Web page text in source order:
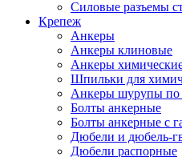
Силовые разъемы
Крепеж
Анкеры
Анкеры клиновые
Анкеры
Шпильки для
Анкеры шурупы по
Болты анкерные
Болты анкерные с
Дюбели и дюбель-
Дюбели распорные